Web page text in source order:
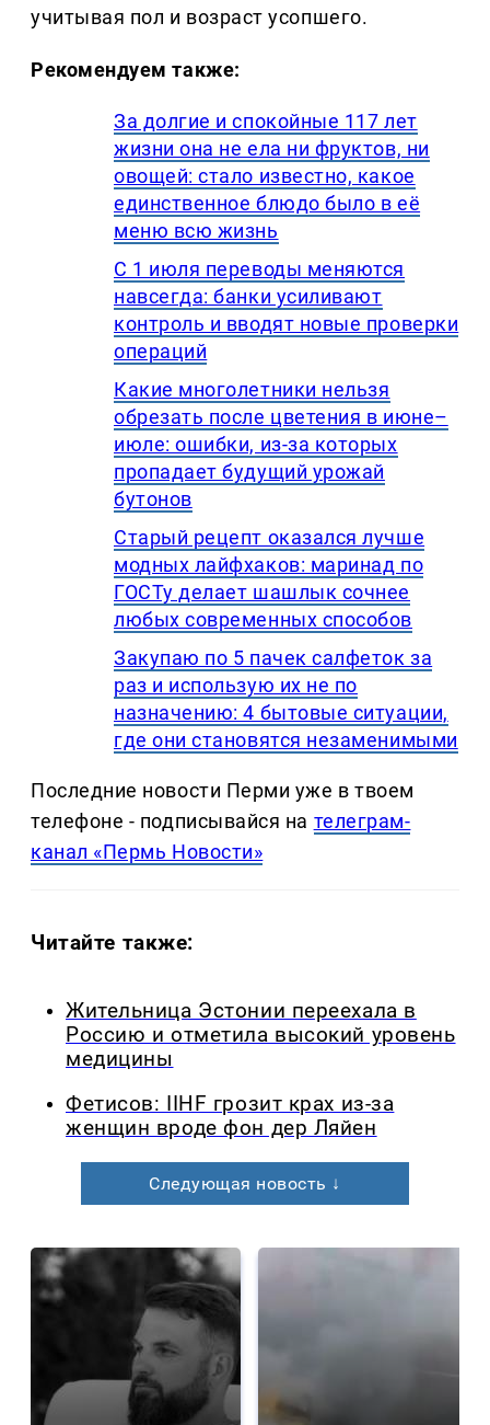
учитывая пол и возраст усопшего.
Рекомендуем также:
За долгие и спокойные 117 лет
жизни она не ела ни фруктов, ни
овощей: стало известно, какое
единственное блюдо было в её
меню всю жизнь
С 1 июля переводы меняются
навсегда: банки усиливают
контроль и вводят новые проверки
операций
Какие многолетники нельзя
обрезать после цветения в июне–
июле: ошибки, из-за которых
пропадает будущий урожай
бутонов
Старый рецепт оказался лучше
модных лайфхаков: маринад по
ГОСТу делает шашлык сочнее
любых современных способов
Закупаю по 5 пачек салфеток за
раз и использую их не по
назначению: 4 бытовые ситуации,
где они становятся незаменимыми
Последние новости Перми уже в твоем
телефоне - подписывайся на телеграм-
канал «Пермь Новости»
Читайте также:
Жительница Эстонии переехала в
Россию и отметила высокий уровень
медицины
Фетисов: IIHF грозит крах из-за
женщин вроде фон дер Ляйен
Следующая новость ↓